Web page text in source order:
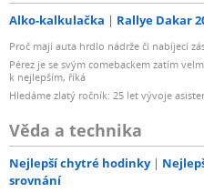
Alko-kalkulačka Rallye Dakar
Proč mají auta hrdlo nádrže či nabíjecí
Pérez je se svým comebackem zatím
k nejlepším, říká
Hledáme zlatý ročník: 25 let vývoje
Věda a technika
Nejlepší chytré hodinky
srovnání